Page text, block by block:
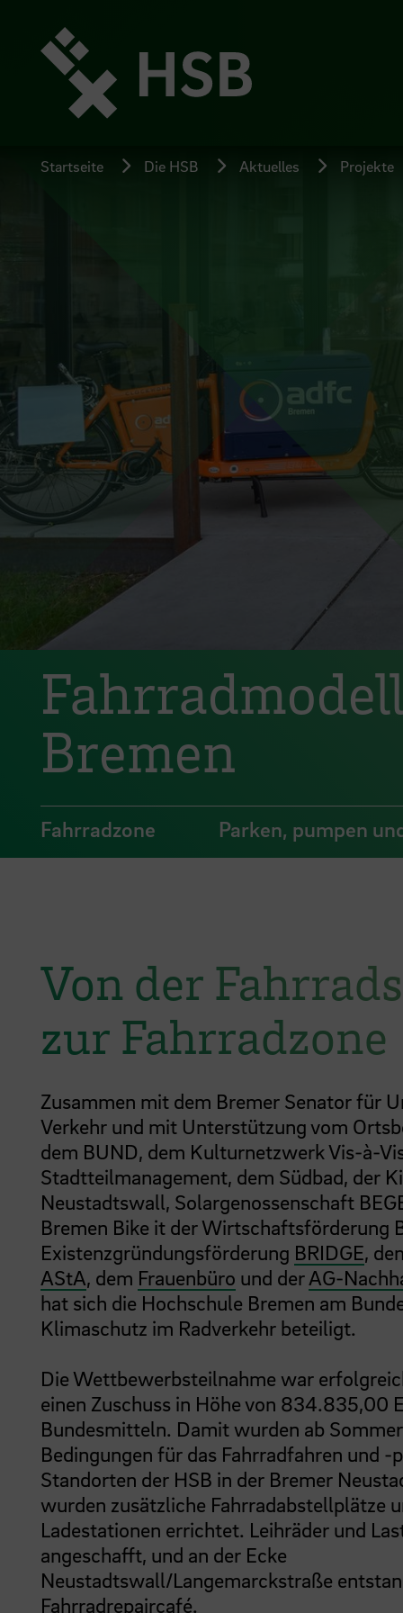
Seiteninhalt
springen
Startseite Die HSB Aktuelles Projekte
Bremen
Fahrradzone Parken, pumpen
Von der
zur Fahrradzone
Zusammen mit dem Bremer Senator für
Verkehr und mit Unterstützung vom
dem BUND, dem Kulturnetzwerk Vis-à-
Stadtteilmanagement, dem Südbad, der
Neustadtswall, Solargenossenschaft
Bremen Bike it der Wirtschaftsförderung
Existenzgründungsförderung BRIDGE,
AStA, dem Frauenbüro und derAG-
hat sich die Hochschule Bremen am
Klimaschutz im Radverkehr beteiligt.
Die Wettbewerbsteilnahme war
einen Zuschuss in Höhe von 834.835,00
Bundesmitteln. Damit wurden ab
Bedingungen für das Fahrradfahren und -
Standorten der HSB in der Bremer
wurden zusätzliche Fahrradabstellplätze
Ladestationen errichtet. Leihräder und
angeschafft, und an der Ecke
Neustadtswall/Langemarckstraße
Fahrradrepaircafé.